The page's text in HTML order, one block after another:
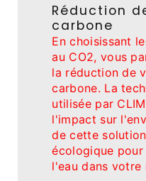
Réduction
carbone
En choisissant
au CO2, vous
la réduction de
carbone. La
utilisée par
l'impact sur
de cette
écologique
l'eau dans votre